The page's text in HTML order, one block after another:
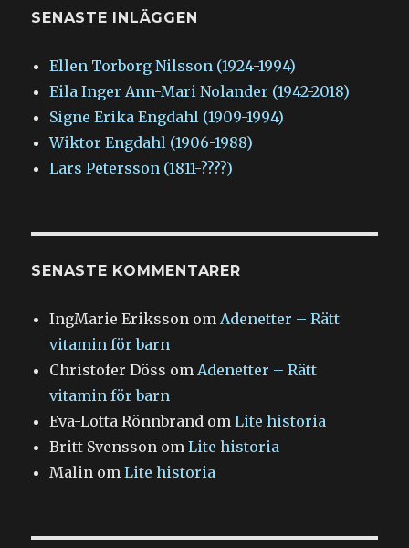
SENASTE INLÄGGEN
Ellen Torborg Nilsson (1924-1994)
Eila Inger Ann-Mari Nolander (1942-2018)
Signe Erika Engdahl (1909-1994)
Wiktor Engdahl (1906-1988)
Lars Petersson (1811-????)
SENASTE KOMMENTARER
IngMarie Eriksson omAdenetter – Rätt
vitamin för barn
Christofer Döss omAdenetter – Rätt
vitamin för barn
Eva-Lotta Rönnbrand omLite historia
Britt Svensson omLite historia
Malin omLite historia